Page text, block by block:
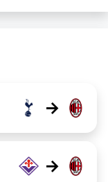
→
→